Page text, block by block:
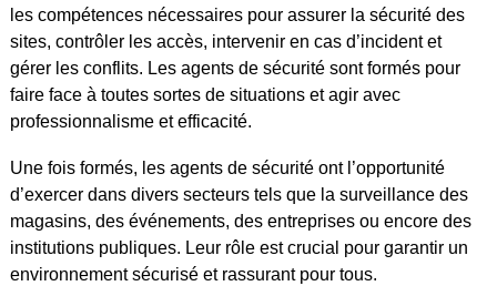
les compétences nécessaires pour assurer la sécurité des
sites, contrôler les accès, intervenir en cas d’incident et
gérer les conflits. Les agents de sécurité sont formés pour
faire face à toutes sortes de situations et agir avec
professionnalisme et efficacité.
Une fois formés, les agents de sécurité ont l’opportunité
d’exercer dans divers secteurs tels que la surveillance des
magasins, des événements, des entreprises ou encore des
institutions publiques. Leur rôle est crucial pour garantir un
environnement sécurisé et rassurant pour tous.